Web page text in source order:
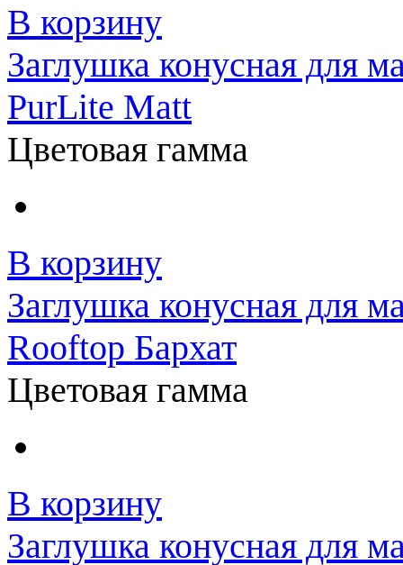
В корзину
Заглушка конусная для
PurLite Matt
Цветовая гамма
В корзину
Заглушка конусная для
Rooftop Бархат
Цветовая гамма
В корзину
Заглушка конусная для